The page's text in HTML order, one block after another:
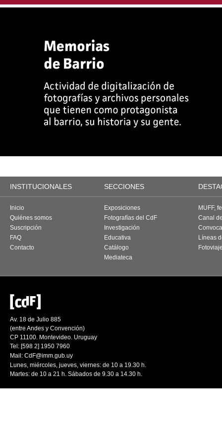
INSTITUCIONALES SECCIONES
Inicio
Quiénes somos
Suscripción
FAQ
Contacto
Exposiciones
Fotografías del CdF
Investigación
Educativa
Catálogo
Mediateca
MUFF,
Canal
Líneas
Av. 18 de Julio 885
(entre Andes y Convención)
CP 11100. Montevideo. Uruguay
Tel: [598 2] 1950 7960
Mail: CdF@imm.gub.uy
Lunes, miércoles, jueves, viernes: de 10 a 19.30 h.
Martes: de 10 a 21 h. Sábados de 9.30 a 14.30 h.